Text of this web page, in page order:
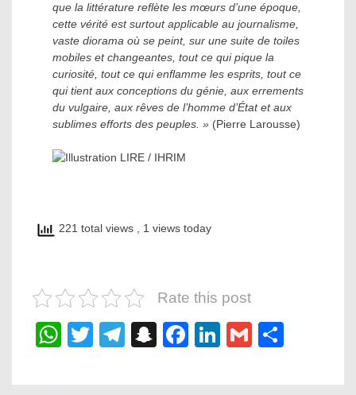
que la littérature reflète les mœurs d’une époque,
cette vérité est surtout applicable au journalisme,
vaste diorama où se peint, sur une suite de toiles
mobiles et changeantes, tout ce qui pique la
curiosité, tout ce qui enflamme les esprits, tout ce
qui tient aux conceptions du génie, aux errements
du vulgaire, aux rêves de l’homme d’État et aux
sublimes efforts des peuples. » (Pierre Larousse)
221 total views , 1 views today
Rate this post
WhatsApp
TwitterTelegram
Snapchat
Facebook
LinkedIn
Gmail